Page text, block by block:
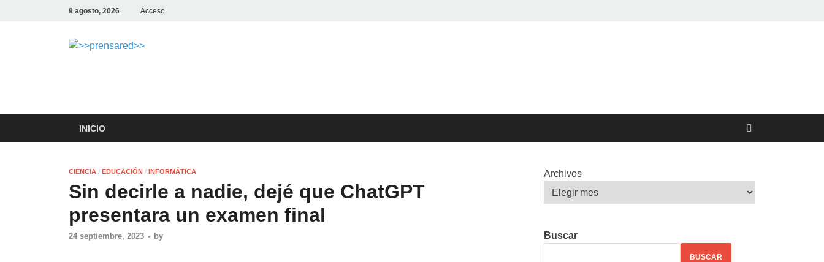
9 agosto, 2026 Acceso
INICIO
CIENCIA / EDUCACIÓN / INFORMÁTICA
Sin decirle a nadie, dejé que ChatGPT
presentara un examen final
24 septiembre, 2023 - by
Archivos
Buscar
BUSCAR